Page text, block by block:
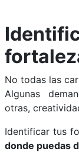
No todas las
Algunas
otras,
Identificar tus
donde puedas